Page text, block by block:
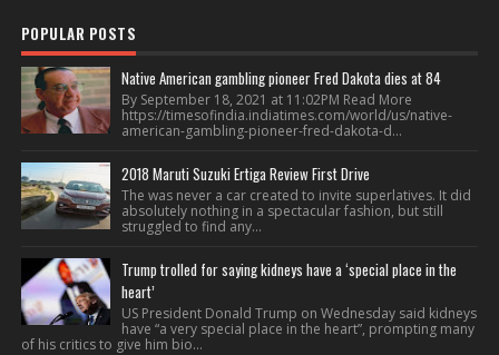
POPULAR POSTS
Native American gambling pioneer Fred Dakota dies at 84
By September 18, 2021 at 11:02PM Read More
https://timesofindia.indiatimes.com/world/us/native-
american-gambling-pioneer-fred-dakota-d...
2018 Maruti Suzuki Ertiga Review First Drive
The was never a car created to invite superlatives. It did
absolutely nothing in a spectacular fashion, but still
struggled to find any...
Trump trolled for saying kidneys have a ‘special place in the
heart’
US President Donald Trump on Wednesday said kidneys
have “a very special place in the heart”, prompting many
of his critics to give him bio...